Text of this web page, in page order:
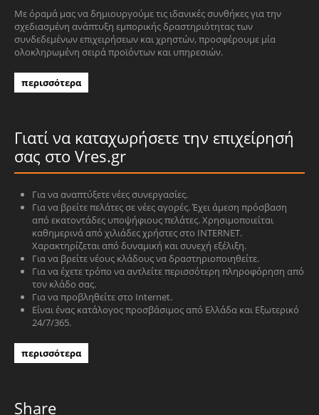
Με όραμά μας να δημιουργούμε τις ιδανικές συνθήκες για την
σχεδιασμένη ανάπτυξη εμπορικής δραστηριότητας των
συνδεδεμένων επιχειρήσεων και χρηστών, προσφέρουμε μία
ολοκληρωμένη σειρά προϊόντων και υπηρεσιών.
περισσότερα
Γιατί να καταχωρήσετε την επιχείρησή
σας στο Vres.gr
Για να αναπτύξετε νέες συνεργασίες.
Για να βρείτε πελάτες σε νέες αγορές. Έχει άμεση πρόσβαση
από εκατοντάδες υποψήφιους πελάτες. Χρησιμοποιείται
καθημερινά από χιλιάδες χρήστες στο INTERNET.
Χαρακτηρίζεται από δυναμική και συνεχή εξέλιξη.
Για να βρείτε νέους κλάδους να δραστηριοποιηθείτε.
Για να έχετε τρόπο να αντλείτε περισσότερη πληροφόρηση από
τον κλάδο σας.
Για να προβληθείτε στο Internet.
Είναι ένας κατάλογος προσβάσιμος από Ελλάδα και Εξωτερικό
24/7/365.
περισσότερα
Share